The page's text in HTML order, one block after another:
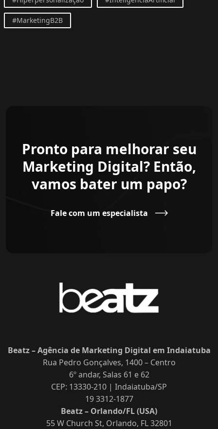
#MarketingB2B
Pronto para melhorar seu
Marketing Digital? Então,
vamos bater um papo?
Fale com um especialista
Beatz – Agência de Marketing Digital em Indaiatuba
Rua Pedro Gonçalves, 1400 – Centro
6º andar, Salas 61 e 62
CEP: 13330-210 | Indaiatuba/SP
19 3312-1877
Beatz – Orlando/FL (USA)
55 W Church St, Orlando, FL 32801